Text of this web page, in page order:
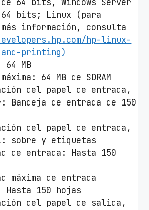
64 bits; Linux (para
información, consulta
hp-linux-
and-printing)
64 MB
64 MB de SDRAM
del papel de entrada,
Bandeja de entrada de 150
del papel de entrada,
sobre y etiquetas
de entrada: Hasta 150
máxima de entrada
150 hojas
del papel de salida,